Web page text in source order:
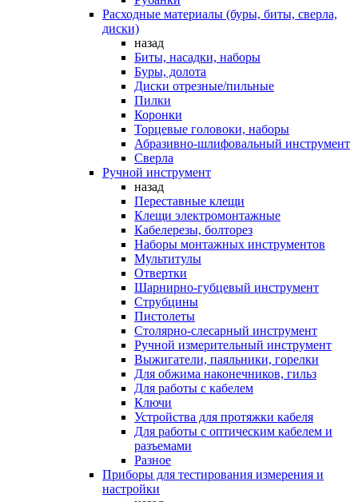
Расходные материалы (буры, биты, сверла,
диски)
назад
Биты, насадки, наборы
Буры, долота
Диски отрезные/пильные
Пилки
Коронки
Торцевые головоки, наборы
Абразивно-шлифовальный инструмент
Сверла
Ручной инструмент
назад
Переставные клещи
Клещи электромонтажные
Кабелерезы, болторез
Наборы монтажных инструментов
Мультитулы
Отвертки
Шарнирно-губцевый инструмент
Струбцины
Пистолеты
Столярно-слесарный инструмент
Ручной измерительный инструмент
Выжигатели, паяльники, горелки
Для обжима наконечников, гильз
Для работы с кабелем
Ключи
Устройства для протяжки кабеля
Для работы с оптическим кабелем и
разъемами
Разное
Приборы для тестирования измерения и
настройки